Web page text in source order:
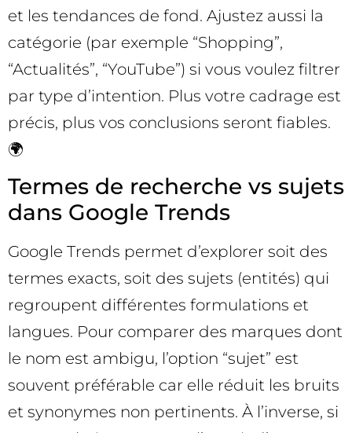
et les tendances de fond. Ajustez aussi la
catégorie (par exemple “Shopping”,
“Actualités”, “YouTube”) si vous voulez filtrer
par type d’intention. Plus votre cadrage est
précis, plus vos conclusions seront fiables.
🌍
Termes de recherche vs sujets
dans Google Trends
Google Trends permet d’explorer soit des
termes exacts, soit des sujets (entités) qui
regroupent différentes formulations et
langues. Pour comparer des marques dont
le nom est ambigu, l’option “sujet” est
souvent préférable car elle réduit les bruits
et synonymes non pertinents. À l’inverse, si